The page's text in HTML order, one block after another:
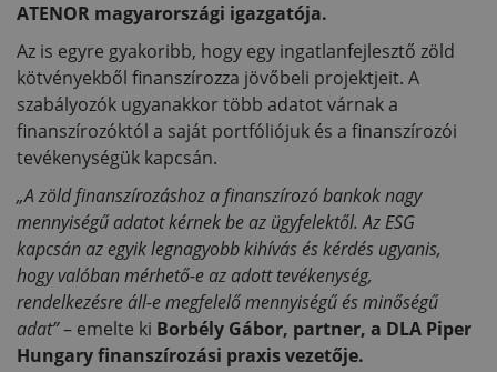
ATENOR magyarországi igazgatója.
Az is egyre gyakoribb, hogy egy ingatlanfejlesztő zöld
kötvényekből finanszírozza jövőbeli projektjeit. A
szabályozók ugyanakkor több adatot várnak a
finanszírozóktól a saját portfóliójuk és a finanszírozói
tevékenységük kapcsán.
„A zöld finanszírozáshoz a finanszírozó bankok nagy
mennyiségű adatot kérnek be az ügyfelektől. Az ESG
kapcsán az egyik legnagyobb kihívás és kérdés ugyanis,
hogy valóban mérhető-e az adott tevékenység,
rendelkezésre áll-e megfelelő mennyiségű és minőségű
adat”– emelte ki Borbély Gábor, partner, a DLA Piper
Hungary finanszírozási praxis vezetője.